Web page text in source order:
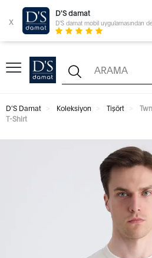
x
D'S damat
D'S damat mobil uygulamasından
D'S Damat Koleksiyon Tişört
T-Shirt